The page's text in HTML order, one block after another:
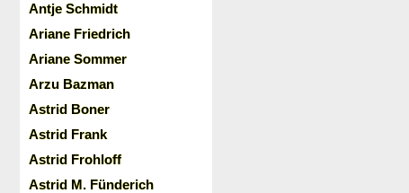
Antje Schmidt
Ariane Friedrich
Ariane Sommer
Arzu Bazman
Astrid Boner
Astrid Frank
Astrid Frohloff
Astrid M. Fünderich